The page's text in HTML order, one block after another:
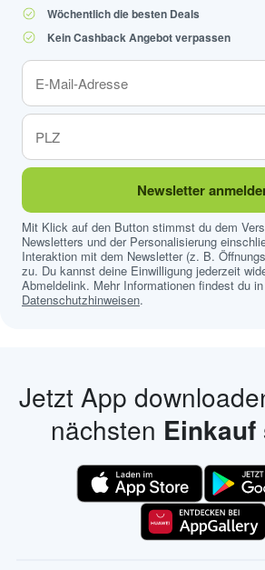
Wöchentlich die besten Deals
Kein Cashback Angebot verpassen
Newsletter
Mit Klick auf den Button stimmst du dem
Newsletters und der Personalisierung
Interaktion mit dem Newsletter (z. B.
zu. Du kannst deine Einwilligung jederzeit
Abmeldelink. Mehr Informationen findest du
Datenschutzhinweisen.
Jetzt App
nächsten Einkauf